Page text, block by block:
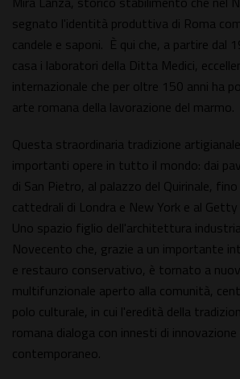
segnato l'identità produttiva di Roma
candele e saponi. È qui che, a partire dal
casa i laboratori della Ditta Medici,
internazionale che per oltre 150 anni ha
arte romana della lavorazione del marmo.
Questa straordinaria tradizione
importanti opere in tutto il mondo: dai
di San Pietro, al palazzo del Quirinale,
cattedrali di Londra e New York e al
Uno spazio figlio dell'architettura
Novecento che, grazie a un importante
e restauro conservativo, è tornato a
multifunzionale aperto alla comunità,
polo culturale, in cui l'eredità della
romana dialoga con innesti di
contemporaneo.